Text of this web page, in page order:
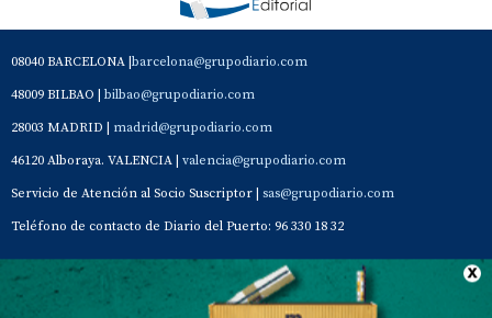
08040 BARCELONA | barcelona@grupodiario.com
48009 BILBAO | bilbao@grupodiario.com
28003 MADRID | madrid@grupodiario.com
46120 Alboraya. VALENCIA | valencia@grupodiario.com
Servicio de Atención al Socio Suscriptor | sas@grupodiario.com
Teléfono de contacto de Diario del Puerto: 96 330 18 32
Contacto Aviso Legal Quiénes somos Política de privacidad